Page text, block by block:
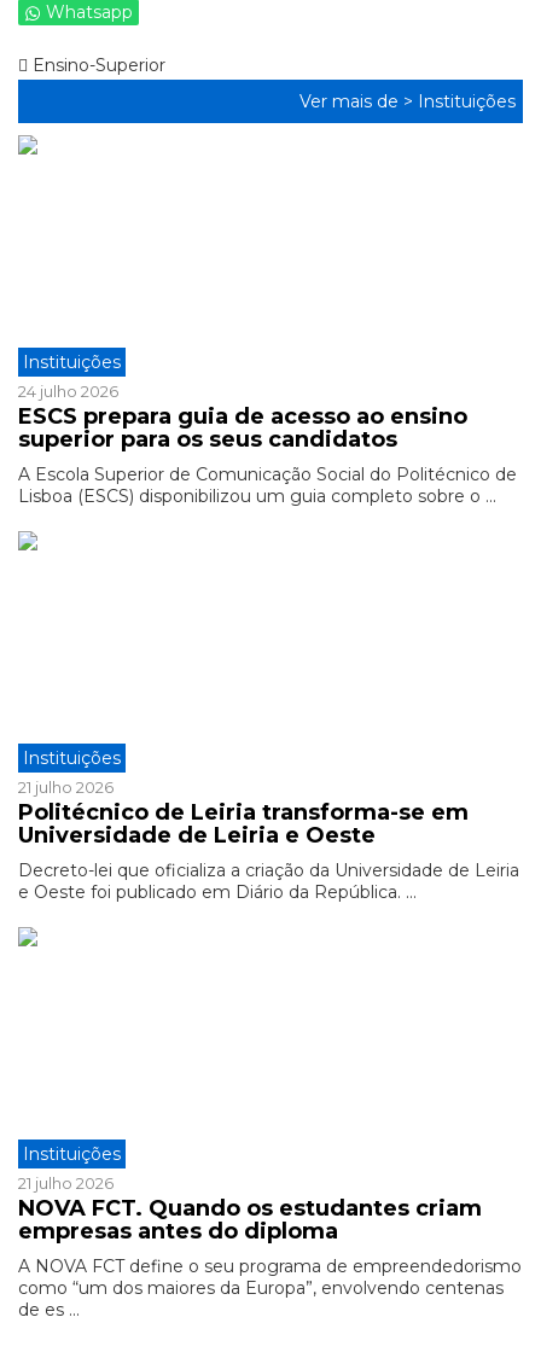
Whatsapp
Ensino-Superior
Ver mais de > Instituições
Instituições
24 julho 2026
ESCS prepara guia de acesso ao ensino
superior para os seus candidatos
A Escola Superior de Comunicação Social do Politécnico de
Lisboa (ESCS) disponibilizou um guia completo sobre o ...
Instituições
21 julho 2026
Politécnico de Leiria transforma-se em
Universidade de Leiria e Oeste
Decreto-lei que oficializa a criação da Universidade de Leiria
e Oeste foi publicado em Diário da República. ...
Instituições
21 julho 2026
NOVA FCT. Quando os estudantes criam
empresas antes do diploma
A NOVA FCT define o seu programa de empreendedorismo
como “um dos maiores da Europa”, envolvendo centenas
de es ...